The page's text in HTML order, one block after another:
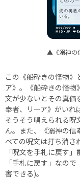
▲《溺神の
この《船砕きの怪物
ア》。《船砕きの怪
文が少ないとその真価
奉者、リーア》がいれ
そうそう唱えられる呪
ん。また、《溺神の信
べての呪文は打ち消さ
「呪文を手札に戻す
「手札に戻す」なの
害できる)。